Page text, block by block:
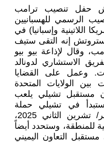
حفل تنصيب ترامب
الرسمي للهسبانيين
اللاتينية وإسبانيا) في
ستروتش إنه التقى ستيف
وقال لإذاعة بيو بيو
الاستشاري لدونالد
وعمل على القضايا
بين الولايات المتحدة
مستقبل تشيلي يلعب
في تشيلي حملة
الانتخابات الرئاسية في نوفمبر/ تشرين الثاني 2025،
للمنطقة، وستحدد أيضاً
التعاون اليميني